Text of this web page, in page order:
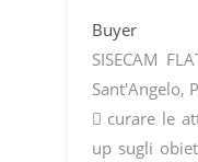
Buyer
SISECAM
Sant'Angelo,
 curare le
up sugli